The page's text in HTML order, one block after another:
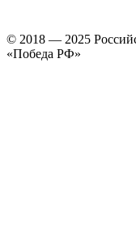
© 2018 — 2025
«Победа РФ»